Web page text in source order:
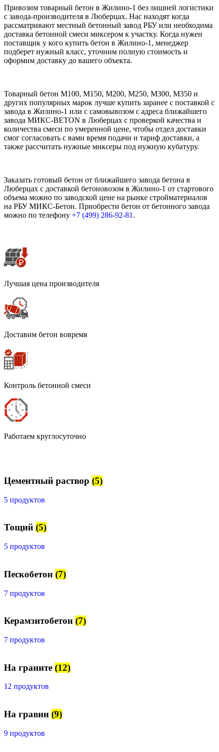
Привозим товарный бетон в Жилино-1 без лишней логистики
с завода-производителя в Люберцах. Нас находят когда
рассматривают местный бетонный завод РБУ или необходима
доставка бетонной смеси миксером к участку. Когда нужен
поставщик у кого купить бетон в Жилино-1, менеджер
подберет нужный класс, уточним полную стоимость и
оформим доставку до вашего объекта.
Товарный бетон М100, М150, М200, М250, М300, М350 и
других популярных марок лучше купить заранее с поставкой с
завода в Жилино-1 или с самовывозом с адреса ближайшего
завода МИКС-BETON в Люберцах с проверкой качества и
количества смеси по умеренной цене, чтобы отдел доставки
смог согласовать с вами время подачи и тариф доставки, а
также рассчитать нужные миксеры под нужную кубатуру.
Заказать готовый бетон от ближайшего завода бетона в
Люберцах с доставкой бетоновозом в Жилино-1 от стартового
объема можно по заводской цене на рынке стройматериалов
на РБУ МИКС-Бетон. Приобрести бетон от бетонного завода
можно по телефону +7 (499) 286-92-81 .
Лучшая цена производителя
Доставим бетон вовремя
Контроль бетонной смеси
Работаем круглосуточно
Цементный раствор (5)
5 продуктов
Тощий (5)
5 продуктов
Пескобетон (7)
7 продуктов
Керамзитобетон (7)
7 продуктов
На граните (12)
12 продуктов
На гравии (9)
9 продуктов